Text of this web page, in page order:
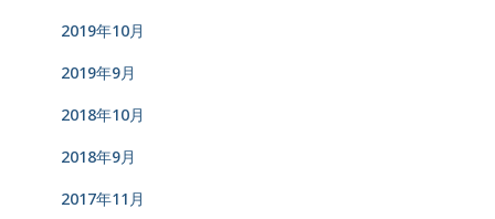
2019年10月
2019年9月
2018年10月
2018年9月
2017年11月